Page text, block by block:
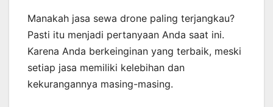
Manakah jasa sewa drone paling terjangkau?
Pasti itu menjadi pertanyaan Anda saat ini.
Karena Anda berkeinginan yang terbaik, meski
setiap jasa memiliki kelebihan dan
kekurangannya masing-masing.